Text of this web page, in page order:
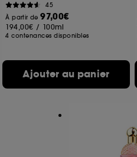
45
À partir de97,00€
194,00€ / 100ml
4 contenances disponibles
Ajouter au panier